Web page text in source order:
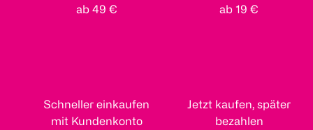
ab 49 €
ab 19 €
Schneller einkaufen
mit Kundenkonto
Jetzt kaufen, später
bezahlen